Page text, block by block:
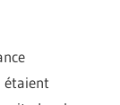
étaient